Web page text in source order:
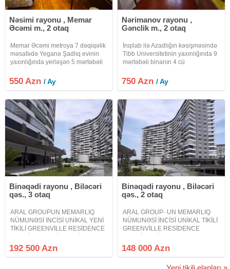
Nəsimi rayonu , Memar
Əcəmi m., 2 otaq
Memar Əcəmi metroya 7 dəqiqəlik
məsafədə Yeganə Şadlıq evinin
yaxınlığında yerləşən 5 mərtəbəli
sahəsi 55 kv m olan , 2 otaqlı
əşyalı hər bir şəraitli olan mənzil
550 Azn/ Ay
Nərimanov rayonu ,
Gənclik m., 2 otaq
İnqilab ilə Azadlığın kəsişməsində
Tibb Universitetinin yaxınlığında 9
mərtəbəli binanın 4 cü
2 otaqlı mənzil təcili kirayə
verilir.Mənzil ideal
yaxındır
750 Azn/ Ay
Binəqədi rayonu , Biləcəri
qəs., 3 otaq
ARAL GROUPUN MEMARLIQ
NÜMUNƏSİ İNCİSİ UNİKAL YENİ
TİKİLİ GREENVİLLE RESİDENCE
BİNALAR PODMAYAK MƏNZİL
Bakı şəhəri ən prestijli elit yaşayış
192 500 Azn
Binəqədi rayonu , Biləcəri
qəs., 2 otaq
ARAL GROUP- UN MEMARLIQ
NÜMUNƏSİ İNCİSİ UNİKAL TİKİLİ
GREENVİLLE RESİDENCE
MƏNZİL Bakı şəhərində ən
prestijli elit yaşayış
148 000 Azn